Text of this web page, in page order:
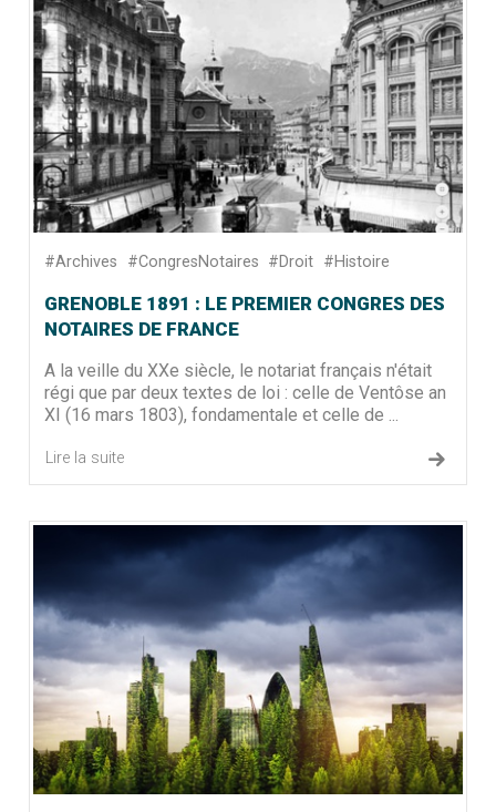
#Archives #CongresNotaires #Droit #Histoire
GRENOBLE 1891 : LE PREMIER CONGRES DES
NOTAIRES DE FRANCE
A la veille du XXe siècle, le notariat français n'était
régi que par deux textes de loi : celle de Ventôse an
XI (16 mars 1803), fondamentale et celle de ...
Lire la suite